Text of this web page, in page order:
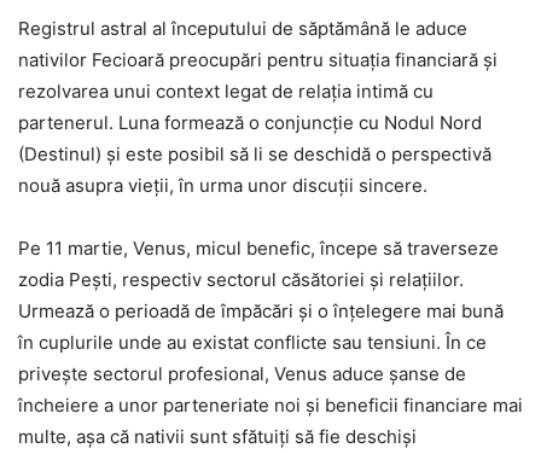
Registrul astral al începutului de săptămână le aduce
nativilor Fecioară preocupări pentru situația financiară și
rezolvarea unui context legat de relația intimă cu
partenerul. Luna formează o conjuncție cu Nodul Nord
(Destinul) și este posibil să li se deschidă o perspectivă
nouă asupra vieții, în urma unor discuții sincere.
Pe 11 martie, Venus, micul benefic, începe să traverseze
zodia Pești, respectiv sectorul căsătoriei și relațiilor.
Urmează o perioadă de împăcări și o înțelegere mai bună
în cuplurile unde au existat conflicte sau tensiuni. În ce
privește sectorul profesional, Venus aduce șanse de
încheiere a unor parteneriate noi și beneficii financiare mai
multe, așa că nativii sunt sfătuiți să fie deschiși